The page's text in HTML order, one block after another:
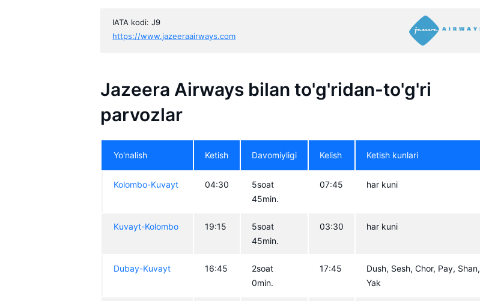
IATA kodi: J9
https://www.jazeeraairways.com
Jazeera Airways bilan to'g'ridan-to'g'ri
parvozlar
Yo'nalish Ketish Davomiyligi Kelish Ketish kunlari
Kolombo-Kuvayt 04:30
5soat
45min.
07:45 har kuni
Kuvayt-Kolombo 19:15
5soat
45min.
03:30 har kuni
Dubay-Kuvayt 16:45
2soat
0min.
17:45
Dush, Sesh, Chor, Pay, Shan,
Yak